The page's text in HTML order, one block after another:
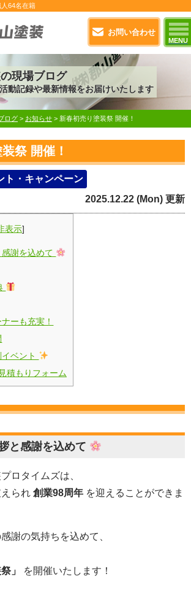
お問い合わせ
MENU
64名在籍
現場ブログ
動記録や最新情報をお届けいたします
ログ > お知らせ > 新春初売り塗装祭 開催！
祭 開催！
ト・キャンペーン
2025.12.22 (Mon) 更新
表示]
謝を込めて
ーも充実！
ベント
積もりフォーム
と感謝を込めて
ロタイムズは、
られ 創業98周年 を迎えることができま
謝の気持ちを込めて、
」
を開催いたします！